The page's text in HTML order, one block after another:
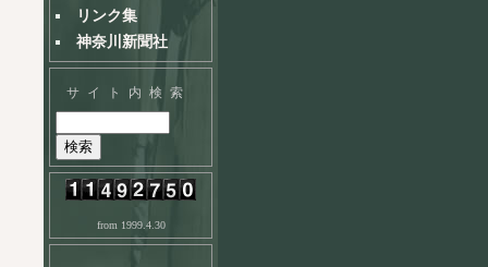
リンク集
神奈川新聞社
サイト内検索
from 1999.4.30